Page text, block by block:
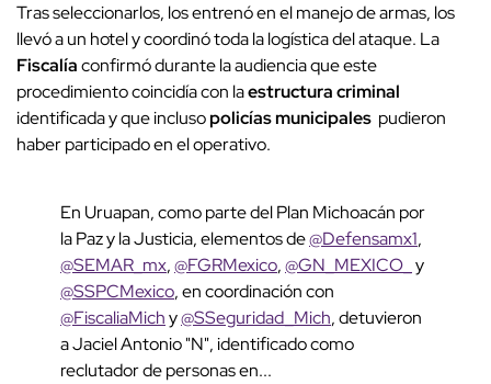
Tras seleccionarlos, los entrenó en el manejo de armas, los
llevó a un hotel y coordinó toda la logística del ataque. La
Fiscalíaconfirmó durante la audiencia que este
procedimiento coincidía con laestructura criminal
identificada y que inclusopolicías municipales pudieron
haber participado en el operativo.
En Uruapan, como parte del Plan Michoacán por
la Paz y la Justicia, elementos de@Defensamx1,
@SEMAR_mx,@FGRMexico,@GN_MEXICO_ y
@SSPCMexico, en coordinación con
@FiscaliaMichy@SSeguridad_Mich, detuvieron
a Jaciel Antonio "N", identificado como
reclutador de personas en...